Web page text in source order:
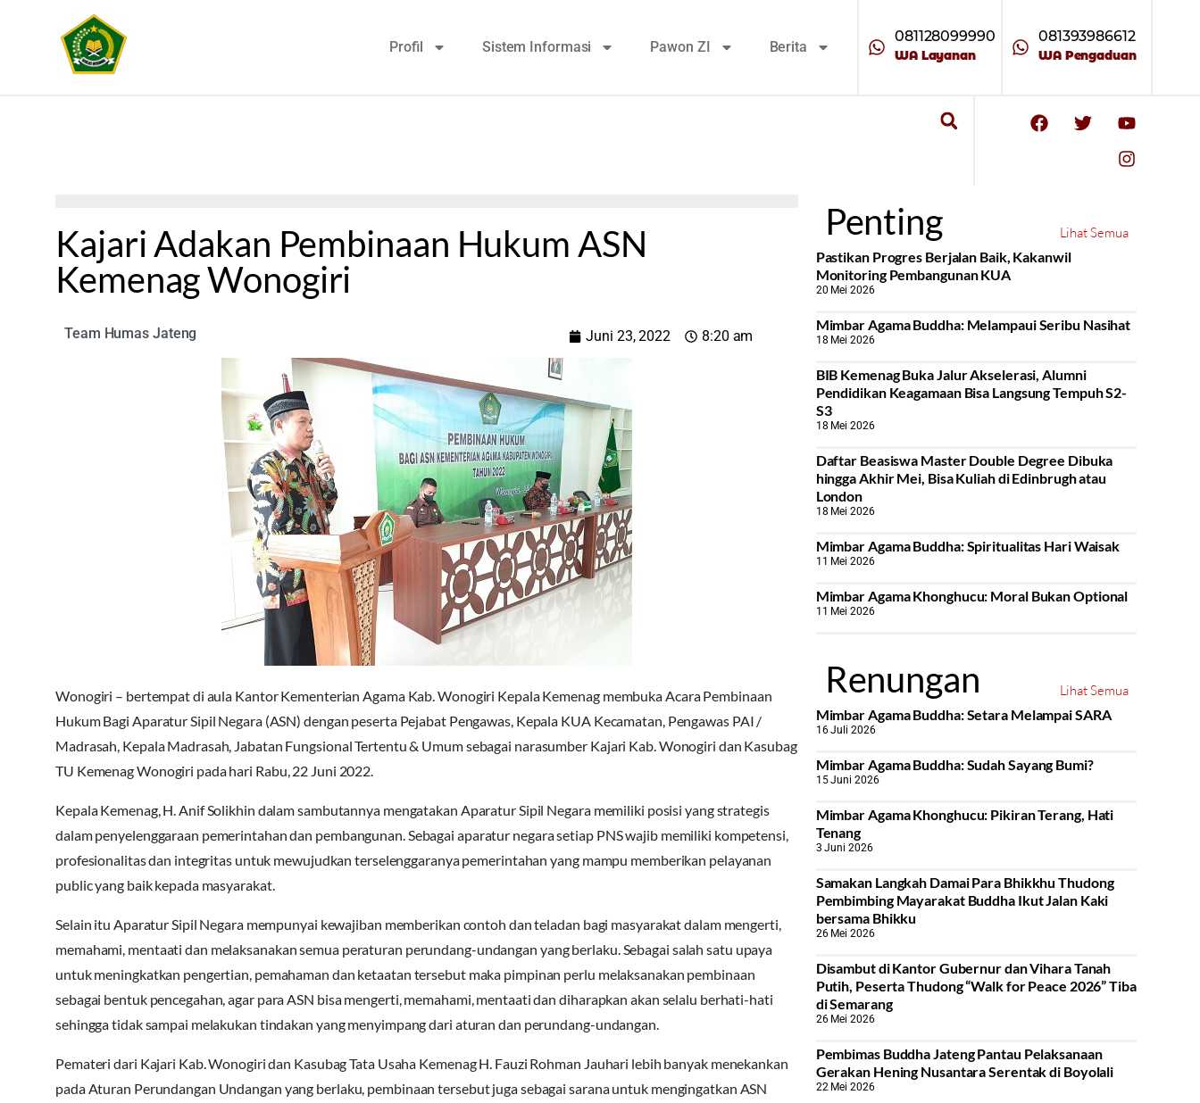
Profil Sistem Informasi Pawon ZI Berita
081128099990
WA Layanan
081393986612
WA Pengaduan
Kajari Adakan Pembinaan Hukum ASN
Kemenag Wonogiri
Team Humas Jateng Juni 23, 2022 8:20 am
Wonogiri – bertempat di aula Kantor Kementerian Agama Kab. Wonogiri Kepala Kemenag membuka Acara Pembinaan
Hukum Bagi Aparatur Sipil Negara (ASN) dengan peserta Pejabat Pengawas, Kepala KUA Kecamatan, Pengawas PAI /
Madrasah, Kepala Madrasah, Jabatan Fungsional Tertentu & Umum sebagai narasumber Kajari Kab. Wonogiri dan Kasubag
TU Kemenag Wonogiri pada hari Rabu, 22 Juni 2022.
Kepala Kemenag, H. Anif Solikhin dalam sambutannya mengatakan Aparatur Sipil Negara memiliki posisi yang strategis
dalam penyelenggaraan pemerintahan dan pembangunan. Sebagai aparatur negara setiap PNS wajib memiliki kompetensi,
profesionalitas dan integritas untuk mewujudkan terselenggaranya pemerintahan yang mampu memberikan pelayanan
public yang baik kepada masyarakat.
Selain itu Aparatur Sipil Negara mempunyai kewajiban memberikan contoh dan teladan bagi masyarakat dalam mengerti,
memahami, mentaati dan melaksanakan semua peraturan perundang-undangan yang berlaku. Sebagai salah satu upaya
untuk meningkatkan pengertian, pemahaman dan ketaatan tersebut maka pimpinan perlu melaksanakan pembinaan
sebagai bentuk pencegahan, agar para ASN bisa mengerti, memahami, mentaati dan diharapkan akan selalu berhati-hati
sehingga tidak sampai melakukan tindakan yang menyimpang dari aturan dan perundang-undangan.
Pemateri dari Kajari Kab. Wonogiri dan Kasubag Tata Usaha Kemenag H. Fauzi Rohman Jauhari lebih banyak menekankan
pada Aturan Perundangan Undangan yang berlaku, pembinaan tersebut juga sebagai sarana untuk mengingatkan ASN
Penting
Lihat Semua
Pastikan Progres Berjalan Baik, Kakanwil
Monitoring Pembangunan KUA
20 Mei 2026
Mimbar Agama Buddha: Melampaui Seribu Nasihat
18 Mei 2026
BIB Kemenag Buka Jalur Akselerasi, Alumni
Pendidikan Keagamaan Bisa Langsung Tempuh S2-
S3
18 Mei 2026
Daftar Beasiswa Master Double Degree Dibuka
hingga Akhir Mei, Bisa Kuliah di Edinbrugh atau
London
18 Mei 2026
Mimbar Agama Buddha: Spiritualitas Hari Waisak
11 Mei 2026
Mimbar Agama Khonghucu: Moral Bukan Optional
11 Mei 2026
Renungan
Lihat Semua
Mimbar Agama Buddha: Setara Melampai SARA
16 Juli 2026
Mimbar Agama Buddha: Sudah Sayang Bumi?
15 Juni 2026
Mimbar Agama Khonghucu: Pikiran Terang, Hati
Tenang
3 Juni 2026
Samakan Langkah Damai Para Bhikkhu Thudong
Pembimbing Mayarakat Buddha Ikut Jalan Kaki
bersama Bhikku
26 Mei 2026
Disambut di Kantor Gubernur dan Vihara Tanah
Putih, Peserta Thudong “Walk for Peace 2026” Tiba
di Semarang
26 Mei 2026
‎Pembimas Buddha Jateng Pantau Pelaksanaan
Gerakan Hening Nusantara Serentak di Boyolali
22 Mei 2026